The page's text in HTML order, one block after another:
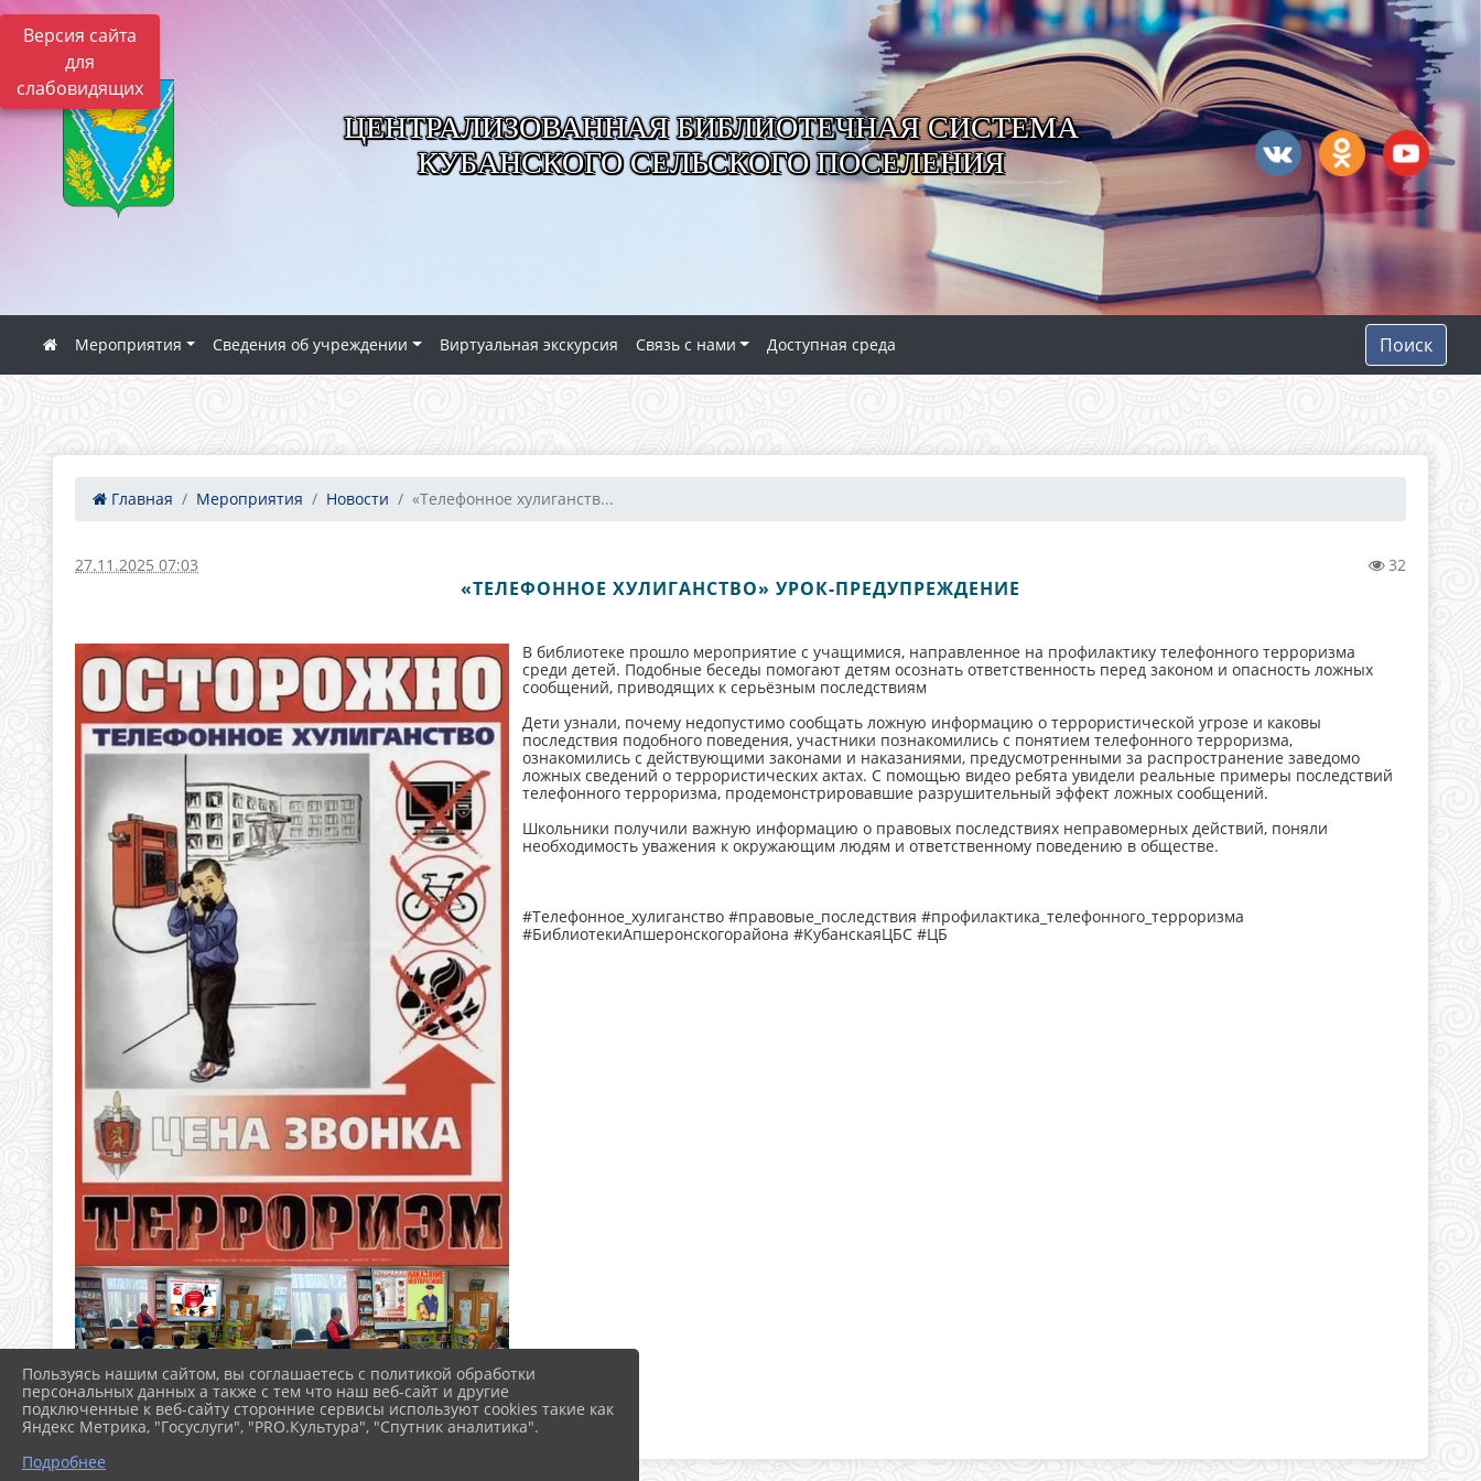
Версия сайта
для
слабовидящих
ЦЕНТРАЛИЗОВАННАЯ БИБЛИОТЕЧНАЯ СИСТЕМА
КУБАНСКОГО СЕЛЬСКОГО ПОСЕЛЕНИЯ
Мероприятия Сведения об учреждении Виртуальная экскурсия Связь с нами Доступная среда Поиск
Главная Мероприятия Новости «Телефонное хулиганств...
27.11.2025 07:03 32
«ТЕЛЕФОННОЕ ХУЛИГАНСТВО» УРОК-ПРЕДУПРЕЖДЕНИЕ
В библиотеке прошло мероприятие с учащимися, направленное на профилактику телефонного терроризма
среди детей. Подобные беседы помогают детям осознать ответственность перед законом и опасность ложных
сообщений, приводящих к серьёзным последствиям
Дети узнали, почему недопустимо сообщать ложную информацию о террористической угрозе и каковы
последствия подобного поведения, участники познакомились с понятием телефонного терроризма,
ознакомились с действующими законами и наказаниями, предусмотренными за распространение заведомо
ложных сведений о террористических актах. С помощью видео ребята увидели реальные примеры последствий
телефонного терроризма, продемонстрировавшие разрушительный эффект ложных сообщений.
Школьники получили важную информацию о правовых последствиях неправомерных действий, поняли
необходимость уважения к окружающим людям и ответственному поведению в обществе.
#Телефонное_хулиганство #правовые_последствия #профилактика_телефонного_терроризма
#БиблиотекиАпшеронскогорайона #КубанскаяЦБС #ЦБ
Пользуясь нашим сайтом, вы соглашаетесь с политикой обработки
персональных данных а также с тем что наш веб-сайт и другие
подключенные к веб-сайту сторонние сервисы используют cookies такие как
Яндекс Метрика, "Госуслуги", "PRO.Культура", "Спутник аналитика".
Подробнее